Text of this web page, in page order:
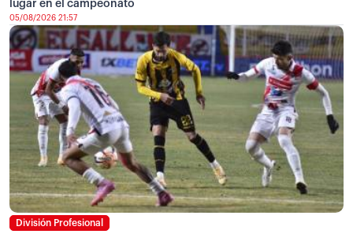
lugar en el campeonato
05/08/2026 21:57
División Profesional